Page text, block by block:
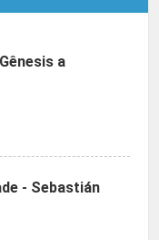
a
- Sebastián